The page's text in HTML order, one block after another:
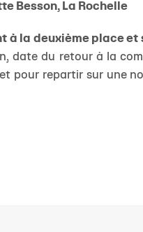
Besson, La Rochelle
à la deuxième place
date du retour à la
pour repartir sur une